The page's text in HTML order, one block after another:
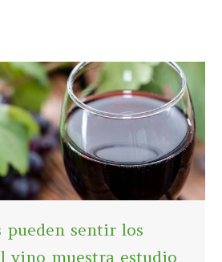
pueden sentir los
vino muestra estudio